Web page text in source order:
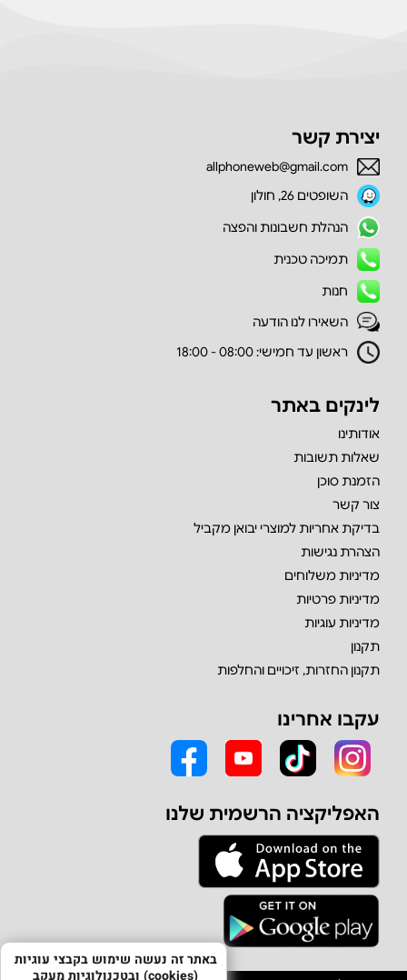
יצירת קשר
allphoneweb@gmail.com
השופטים 26, חולון
הנהלת חשבונות והפצה
תמיכה טכנית
חנות
השאירו לנו הודעה
ראשון עד חמישי: 08:00 - 18:00
לינקים באתר
אודותינו
שאלות תשובות
הזמנת סוכן
צור קשר
בדיקת אחריות למוצרי יבואן מקביל
הצהרת נגישות
מדיניות משלוחים
מדיניות פרטיות
מדיניות עוגיות
תקנון
תקנון החזרות, זיכויים והחלפות
עקבו אחרינו
האפליקציה הרשמית שלנו
באתר זה נעשה שימוש בקבצי עוגיות
(cookies) ובטכנולוגיות מעקב